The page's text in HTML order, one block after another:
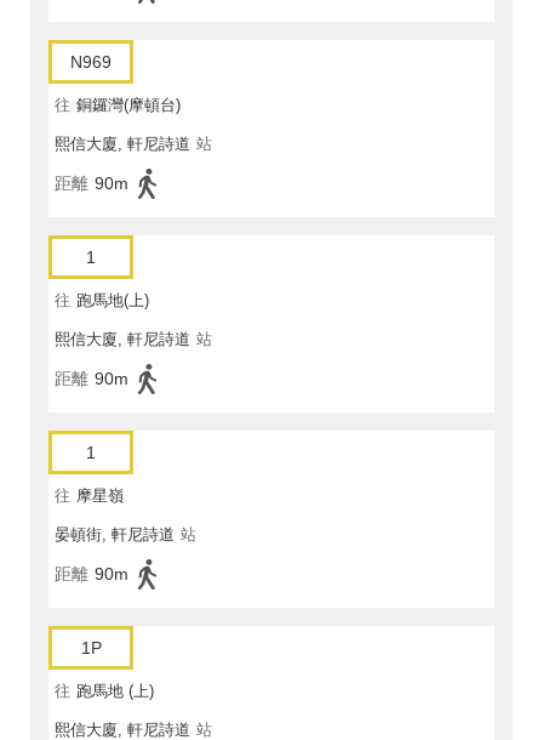
N969
往 銅鑼灣(摩頓台)
熙信大廈, 軒尼詩道 站
距離 90m
1
往 跑馬地(上)
熙信大廈, 軒尼詩道 站
距離 90m
1
往 摩星嶺
晏頓街, 軒尼詩道 站
距離 90m
1P
往 跑馬地 (上)
熙信大廈, 軒尼詩道 站